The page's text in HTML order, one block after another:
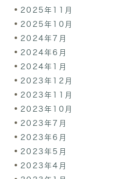
2025年11月
2025年10月
2024年7月
2024年6月
2024年1月
2023年12月
2023年11月
2023年10月
2023年7月
2023年6月
2023年5月
2023年4月